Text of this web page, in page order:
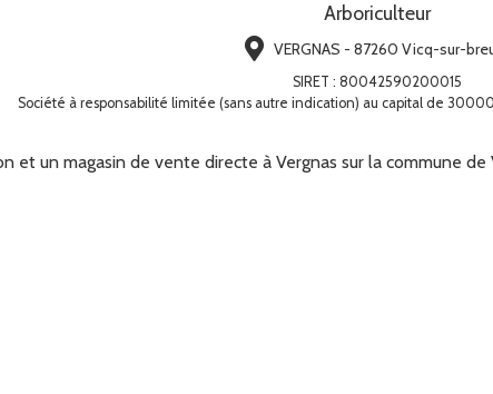
Arboriculteur
VERGNAS - 87260 Vicq-sur-
SIRET : 80042590200015
Société à responsabilité limitée (sans autre indication) au capital de
et un magasin de vente directe à Vergnas sur la commune de